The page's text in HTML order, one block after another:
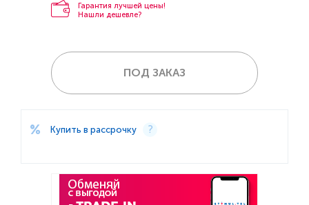
Гарантия лучшей цены!
Нашли дешевле?
ПОД ЗАКАЗ
Купить в рассрочку